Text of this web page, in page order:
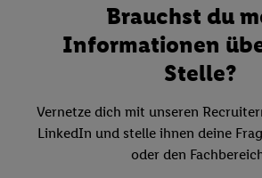
Brauchst du
Informationen
Stelle?
Vernetze dich mit unseren
LinkedIn und stelle ihnen deine
oder den